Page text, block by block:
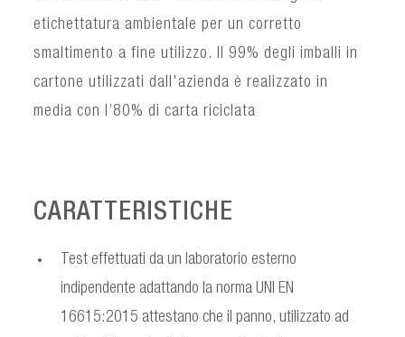
etichettatura ambientale per un corretto
smaltimento a fine utilizzo. Il 99% degli imballi in
cartone utilizzati dall'azienda è realizzato in
media con l’80% di carta riciclata
CARATTERISTICHE
Test effettuati da un laboratorio esterno
indipendente adattando la norma UNI EN
16615:2015 atte­stano che il panno, utilizzato ad